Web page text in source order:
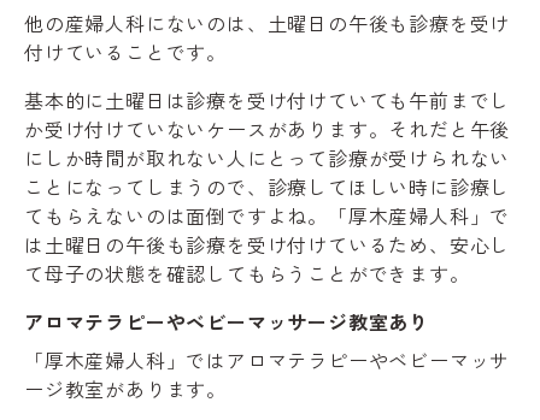
他の産婦人科にないのは、土曜日の午後も診療を受け
付けていることです。
基本的に土曜日は診療を受け付けていても午前までし
か受け付けていないケースがあります。それだと午後
にしか時間が取れない人にとって診療が受けられない
ことになってしまうので、診療してほしい時に診療し
てもらえないのは面倒ですよね。「厚木産婦人科」で
は土曜日の午後も診療を受け付けているため、安心し
て母子の状態を確認してもらうことができます。
アロマテラピーやベビーマッサージ教室あり
「厚木産婦人科」ではアロマテラピーやベビーマッサ
ージ教室があります。